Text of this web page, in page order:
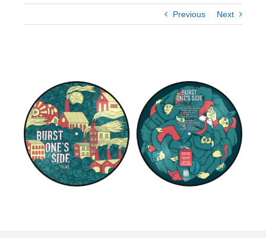
Previous Next